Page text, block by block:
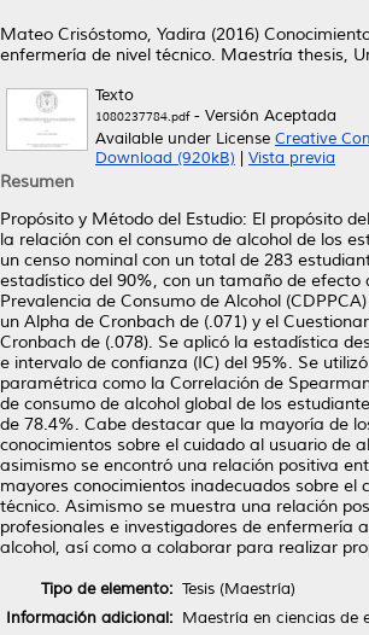
Mateo Crisóstomo, Yadira (2016)
enfermería de nivel técnico. Maestría thesis,
Texto
1080237784.pdf- Versión Aceptada
Available under License Creative
Download (920kB)
Vista previa
Resumen
Propósito y Método del Estudio: El propósito
la relación con el consumo de alcohol de los
un censo nominal con un total de 283
estadístico del 90%, con un tamaño de efecto
Prevalencia de Consumo de Alcohol
un Alpha de Cronbach de (.071) y el
Cronbach de (.078). Se aplicó la estadística
e intervalo de confianza (IC) del 95%. Se
paramétrica como la Correlación de
de consumo de alcohol global de los
de 78.4%. Cabe destacar que la mayoría de
conocimientos sobre el cuidado al usuario de
asimismo se encontró una relación positiva
mayores conocimientos inadecuados sobre
técnico. Asimismo se muestra una relación
profesionales e investigadores de enfermería
alcohol, así como a colaborar para realizar
Tipo de elemento: Tesis (Maestría)
Información adicional: Maestría en ciencias de